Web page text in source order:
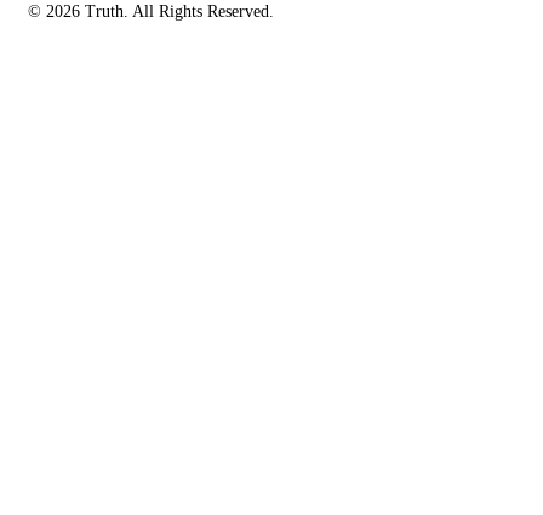
© 2026 Truth. All Rights Reserved.